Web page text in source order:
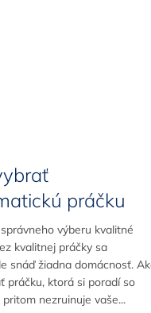
práčku
výberu kvalitné
kvalitnej práčky sa
snáď žiadna domácnosť.
práčku, ktorá si poradí so
pritom nezruinuje vaše...